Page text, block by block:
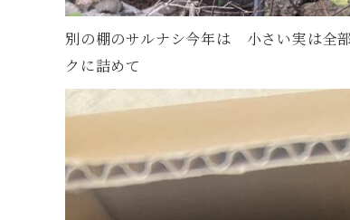
別の棚のサルナシ今年は 小さい実は
クに詰めて